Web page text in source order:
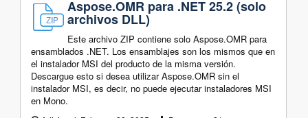
Aspose.OMR para .NET 25.2 (solo
archivos DLL)
Este archivo ZIP contiene solo Aspose.OMR para
ensamblados .NET. Los ensamblajes son los mismos que en
el instalador MSI del producto de la misma versión.
Descargue esto si desea utilizar Aspose.OMR sin el
instalador MSI, es decir, no puede ejecutar instaladores MSI
en Mono.